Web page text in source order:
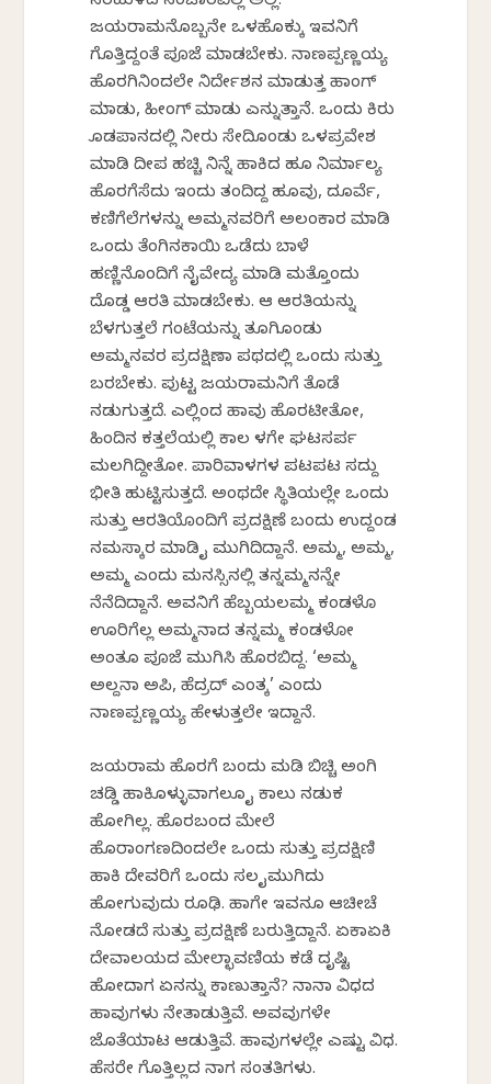
ಜಯರಾಮನೊಬ್ಬನೇ ಒಳಹೊಕ್ಕು ಇವನಿಗೆ
ಗೊತ್ತಿದ್ದಂತೆ ಪೂಜೆ ಮಾಡಬೇಕು. ನಾಣಪ್ಪಣ್ಣಯ್ಯ
ಹೊರಗಿನಿಂದಲೇ ನಿರ್ದೇಶನ ಮಾಡುತ್ತ ಹಾಂಗ್
ಮಾಡು, ಹೀಂಗ್ ಮಾಡು ಎನ್ನುತ್ತಾನೆ. ಒಂದು ಕಿರು
ಕೊಡಪಾನದಲ್ಲಿ ನೀರು ಸೇದಿಕೊಂಡು ಒಳಪ್ರವೇಶ
ಮಾಡಿ ದೀಪ ಹಚ್ಚಿ ನಿನ್ನೆ ಹಾಕಿದ ಹೂ ನಿರ್ಮಾಲ್ಯ
ಹೊರಗೆಸೆದು ಇಂದು ತಂದಿದ್ದ ಹೂವು, ದೂರ್ವೆ,
ಕಣಿಗೆಲೆಗಳನ್ನು ಅಮ್ಮನವರಿಗೆ ಅಲಂಕಾರ ಮಾಡಿ
ಒಂದು ತೆಂಗಿನಕಾಯಿ ಒಡೆದು ಬಾಳೆ
ಹಣ್ಣಿನೊಂದಿಗೆ ನೈವೇದ್ಯ ಮಾಡಿ ಮತ್ತೊಂದು
ದೊಡ್ಡ ಆರತಿ ಮಾಡಬೇಕು. ಆ ಆರತಿಯನ್ನು
ಬೆಳಗುತ್ತಲೆ ಗಂಟೆಯನ್ನು ತೂಗಿಕೊಂಡು
ಅಮ್ಮನವರ ಪ್ರದಕ್ಷಿಣಾ ಪಥದಲ್ಲಿ ಒಂದು ಸುತ್ತು
ಬರಬೇಕು. ಪುಟ್ಟ ಜಯರಾಮನಿಗೆ ತೊಡೆ
ನಡುಗುತ್ತದೆ. ಎಲ್ಲಿಂದ ಹಾವು ಹೊರಟೀತೋ,
ಹಿಂದಿನ ಕತ್ತಲೆಯಲ್ಲಿ ಕಾಲ ಕೆಳಗೇ ಘಟಸರ್ಪ
ಮಲಗಿದ್ದೀತೋ. ಪಾರಿವಾಳಗಳ ಪಟಪಟ ಸದ್ದು
ಭೀತಿ ಹುಟ್ಟಿಸುತ್ತದೆ. ಅಂಥದೇ ಸ್ಥಿತಿಯಲ್ಲೇ ಒಂದು
ಸುತ್ತು ಆರತಿಯೊಂದಿಗೆ ಪ್ರದಕ್ಷಿಣೆ ಬಂದು ಉದ್ದಂಡ
ನಮಸ್ಕಾರ ಮಾಡಿ ಕೈ ಮುಗಿದಿದ್ದಾನೆ. ಅಮ್ಮ, ಅಮ್ಮ,
ಅಮ್ಮ ಎಂದು ಮನಸ್ಸಿನಲ್ಲಿ ತನ್ನಮ್ಮನನ್ನೇ
ನೆನೆದಿದ್ದಾನೆ. ಅವನಿಗೆ ಹೆಬ್ಬಯಲಮ್ಮ ಕಂಡಳೊ
ಊರಿಗೆಲ್ಲ ಅಮ್ಮನಾದ ತನ್ನಮ್ಮ ಕಂಡಳೋ
ಅಂತೂ ಪೂಜೆ ಮುಗಿಸಿ ಹೊರಬಿದ್ದ. ‘ಅಮ್ಮ
ಅಲ್ದನಾ ಅಪಿ, ಹೆದ್ರದ್ ಎಂತಕ್ಕೆ’ ಎಂದು
ನಾಣಪ್ಪಣ್ಣಯ್ಯ ಹೇಳುತ್ತಲೇ ಇದ್ದಾನೆ.
ಜಯರಾಮ ಹೊರಗೆ ಬಂದು ಮಡಿ ಬಿಚ್ಚಿ ಅಂಗಿ
ಚಡ್ಡಿ ಹಾಕಿಕೊಳ್ಳುವಾಗಲೂ ಕೈ ಕಾಲು ನಡುಕ
ಹೋಗಿಲ್ಲ. ಹೊರಬಂದ ಮೇಲೆ
ಹೊರಾಂಗಣದಿಂದಲೇ ಒಂದು ಸುತ್ತು ಪ್ರದಕ್ಷಿಣಿ
ಹಾಕಿ ದೇವರಿಗೆ ಒಂದು ಸಲ ಕೈಮುಗಿದು
ಹೋಗುವುದು ರೂಢಿ. ಹಾಗೇ ಇವನೂ ಆಚೀಚೆ
ನೋಡದೆ ಸುತ್ತು ಪ್ರದಕ್ಷಿಣೆ ಬರುತ್ತಿದ್ದಾನೆ. ಏಕಾಏಕಿ
ದೇವಾಲಯದ ಮೇಲ್ಛಾವಣಿಯ ಕಡೆ ದೃಷ್ಟಿ
ಹೋದಾಗ ಏನನ್ನು ಕಾಣುತ್ತಾನೆ? ನಾನಾ ವಿಧದ
ಹಾವುಗಳು ನೇತಾಡುತ್ತಿವೆ. ಅವವುಗಳೇ
ಜೊತೆಯಾಟ ಆಡುತ್ತಿವೆ. ಹಾವುಗಳಲ್ಲೇ ಎಷ್ಟು ವಿಧ.
ಹೆಸರೇ ಗೊತ್ತಿಲ್ಲದ ನಾಗ ಸಂತತಿಗಳು.